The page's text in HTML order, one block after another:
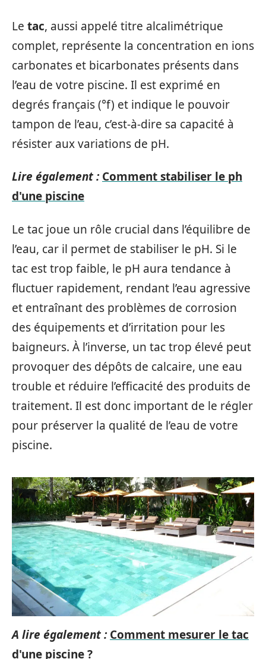
Le tac, aussi appelé titre alcalimétrique
complet, représente la concentration en ions
carbonates et bicarbonates présents dans
l’eau de votre piscine. Il est exprimé en
degrés français (°f) et indique le pouvoir
tampon de l’eau, c’est-à-dire sa capacité à
résister aux variations de pH.
Lire également : Comment stabiliser le ph
d'une piscine
Le tac joue un rôle crucial dans l’équilibre de
l’eau, car il permet de stabiliser le pH. Si le
tac est trop faible, le pH aura tendance à
fluctuer rapidement, rendant l’eau agressive
et entraînant des problèmes de corrosion
des équipements et d’irritation pour les
baigneurs. À l’inverse, un tac trop élevé peut
provoquer des dépôts de calcaire, une eau
trouble et réduire l’efficacité des produits de
traitement. Il est donc important de le régler
pour préserver la qualité de l’eau de votre
piscine.
A lire également : Comment mesurer le tac
d'une piscine ?